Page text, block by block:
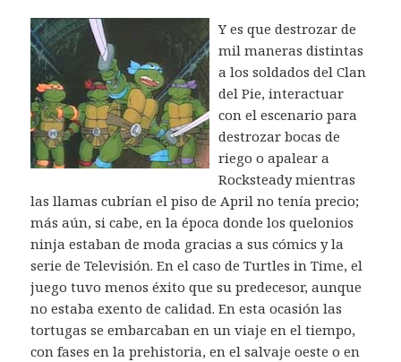
Y es que destrozar de
mil maneras distintas
a los soldados del Clan
del Pie, interactuar
con el escenario para
destrozar bocas de
riego o apalear a
Rocksteady mientras
las llamas cubrían el piso de April no tenía precio;
más aún, si cabe, en la época donde los quelonios
ninja estaban de moda gracias a sus cómics y la
serie de Televisión. En el caso de Turtles in Time, el
juego tuvo menos éxito que su predecesor, aunque
no estaba exento de calidad. En esta ocasión las
tortugas se embarcaban en un viaje en el tiempo,
con fases en la prehistoria, en el salvaje oeste o en